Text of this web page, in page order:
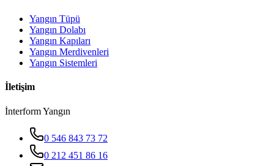
Yangın Tüpü
Yangın Dolabı
Yangın Kapıları
Yangın Merdivenleri
Yangın Sistemleri
İletişim
İnterform Yangın
0 546 843 73 72
0 212 451 86 16